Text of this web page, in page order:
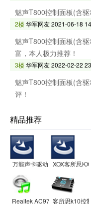
魅声T800控制面板(含
2楼华军网友2021-06-18
魅声T800控制面板(含
富，本人极力推荐！
3楼华军网友2022-02-22
魅声T800控制面板(含
评！
精品推荐
万能声卡驱动 XOX客所思
Realtek AC97 Audio Driver
客所思k10控